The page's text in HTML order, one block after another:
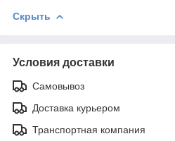
Скрыть
Условия доставки
Самовывоз
Доставка курьером
Транспортная компания